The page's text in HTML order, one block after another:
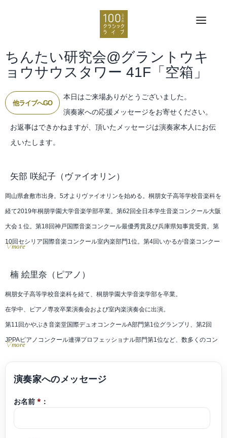
ちんたい研究会@グラントウキ
ョウサウスタワー 41F「空箱」
他ライブへGO
本日はご来場ありがとうございました。
演奏家への応援メッセージをお寄せください。
お返事はできかねますが、頂いたメッセージは演奏家本人にお伝
えいたします。
矢部 咲紀子 （ヴァイオリン）
岡山県倉敷市出身。5才よりヴァイオリンを始める。桐朋女子高等学校音楽科を
経て2019年桐朋学園大学音楽学部卒業。第62回全日本学生音楽コンクール大阪
大会１位。第18回神戸国際音楽コンクール最優秀賞及び兵庫県知事賞受賞。第
10回セシリア国際音楽コンクール室内楽部門1位。第4回いかるが音楽コンクー
国立ソフィア管弦楽団、室内管弦楽団カメラータジオンと共演。ウィーン国立
ァイオリン奏者。
これまでに久保田巧、篠崎史紀の各氏に師事。室内楽を毛利伯郎、磯村和英、
山崎伸子の各氏に師事。
▽more
楠 絵里奈 （ピアノ）
桐朋女子高等学校音楽科を経て、桐朋学園大学音楽学部を卒業。
在学中、ピアノ専攻卒業演奏会および室内楽演奏会に出演。
第11回かやぶき音楽堂国際デュオコンクールA部門第1位グランプリ、第2回
JPPAピアノコンクール連弾プロフェッショナル部門第1位など、数多くのコン
14:30よりレギュラーピアニストとして出演。
2026年、客船「飛鳥Ⅱ」アラスカ・ハワイグランドクルーズにて船内ギャラク
▽more
お名前 * ：